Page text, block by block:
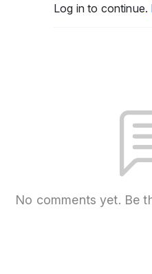
Log in to continue.
No comments yet. Be